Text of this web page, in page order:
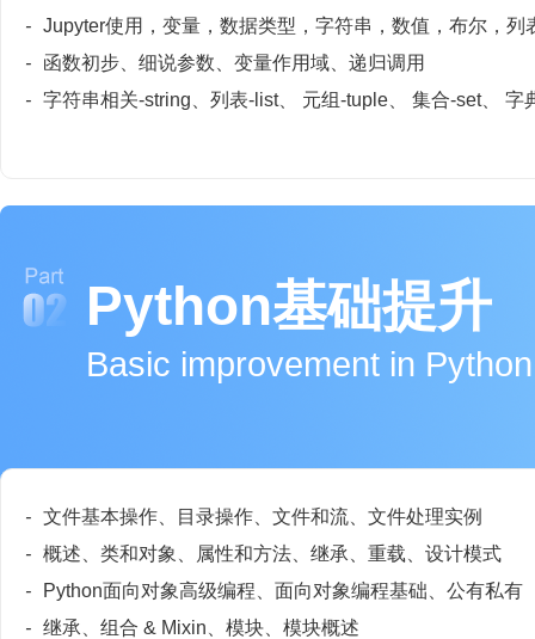
- Jupyter使用，变量，数据类型，字符串，数值，布尔，
-
函数初步、细说参数、变量作用域、递归调用
- 字符串相关-string、列表-list、 元组-tuple、 集合-set、 字
Python基础提升
Basic improvement in Python
- 文件基本操作、目录操作、文件和流、文件处理实例
- 概述、类和对象、属性和方法、继承、重载、设计模式
-
Python面向对象高级编程、面向对象编程基础、公有私有
- 继承、组合 & Mixin、模块、模块概述